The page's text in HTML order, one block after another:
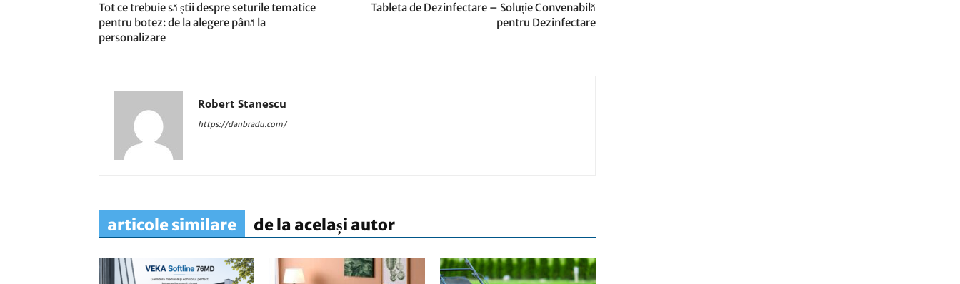
Tot ce trebuie să știi despre seturile tematice
pentru botez: de la alegere până la
personalizare
Tableta de Dezinfectare – Soluție Convenabilă
pentru Dezinfectare
Robert Stanescu
https://danbradu.com/
articole similare de la același autor